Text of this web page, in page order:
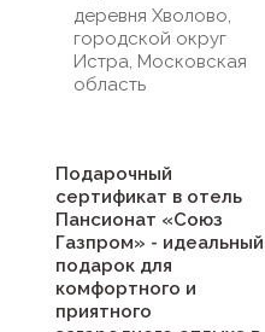
деревня Хволово,
городской округ
Истра, Московская
область
Подарочный
сертификат в отель
Пансионат «Союз
Газпром» - идеальный
подарок для
комфортного и
приятного